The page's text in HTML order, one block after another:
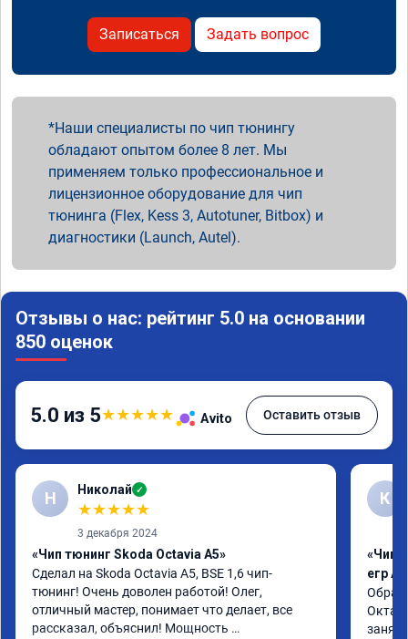
Записаться Задать вопрос
Наши специалисты по чип тюнингу
обладают опытом более 8 лет. Мы
применяем только профессиональное и
лицензионное оборудование для чип
тюнинга (Flex, Kess 3, Autotuner, Bitbox) и
диагностики (Launch, Autel).
Отзывы о нас: рейтинг 5.0 на основании
850 оценок
5.0 из 5★★★★★ Avito Оставить отзыв
Н Николай ✓
★★★★★
3 декабря 2024
«Чип тюнинг Skoda Octavia A5»
Сделал на Skoda Octavia A5, BSE 1,6 чип-
тюнинг! Очень доволен работой! Олег,
отличный мастер, понимает что делает, все
рассказал, объяснил! Мощность
К
«Чип
егр